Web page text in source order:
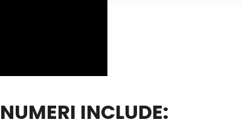
INCLUDE: